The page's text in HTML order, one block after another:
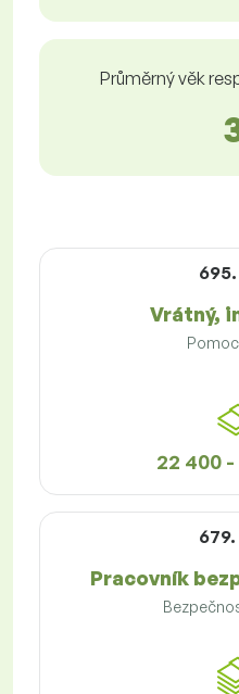
Průměrný věk
Vrátný,
22 400 -
Pracovník